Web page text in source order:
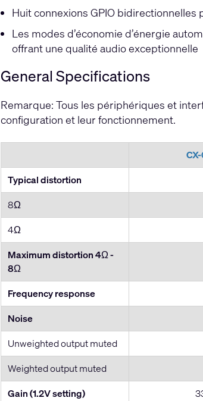
Huit connexions GPIO
Les modes d’économie d’énergie
offrant une qualité audio exceptionnelle
General Specifications
Remarque: Tous les périphériques et
configuration et leur fonctionnement.
Typical distortion
8Ω
4Ω
Maximum distortion 4Ω -
8Ω
Frequency response
Noise
Unweighted output muted
Weighted output muted
Gain (1.2V setting)